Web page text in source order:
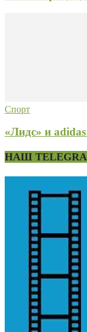
Спорт
«Лидс» и
НАШ